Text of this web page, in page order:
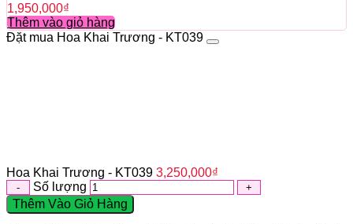
1,950,000₫
Thêm vào giỏ hàng
Đặt mua Hoa Khai Trương - KT039
Hoa Khai Trương - KT039 3,250,000₫
Số lượng
Thêm Vào Giỏ Hàng